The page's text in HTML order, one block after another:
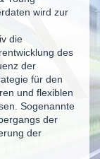
wird zur
die
des
der
für den
und flexiblen
Sogenannte
der
der